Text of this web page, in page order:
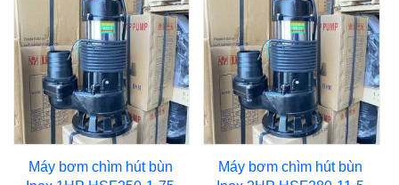
Máy bơm chìm hút bùn
Máy bơm chìm hút bùn